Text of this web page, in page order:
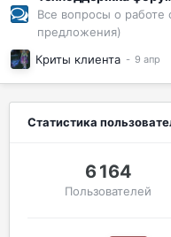
Все вопросы о работе
предложения)
Криты клиента
Статистика
6 164
Пользователей